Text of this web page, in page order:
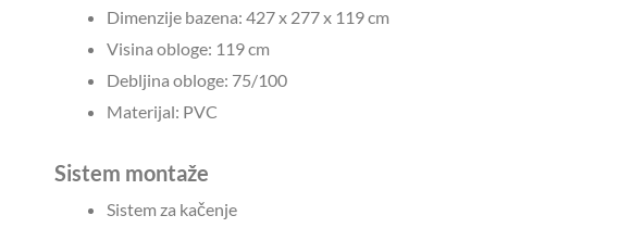
Dimenzije bazena: 427 x 277 x 119 cm
Visina obloge: 119 cm
Debljina obloge: 75/100
Materijal: PVC
Sistem montaže
Sistem za kačenje